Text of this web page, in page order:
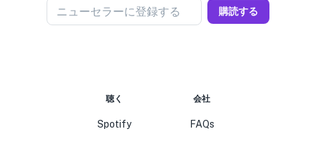
ニューセラーに登録する 購読する
聴く
Spotify
会社
FAQs